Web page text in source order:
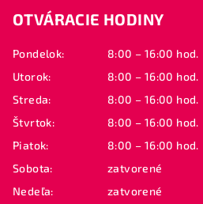
c
i
e
r
v
OTVÁRACIE HODINY
Pondelok:
8:00 – 16:00 hod.
Utorok:
8:00 – 16:00 hod.
Streda:
8:00 – 16:00 hod.
Štvrtok:
8:00 – 16:00 hod.
Piatok:
8:00 – 16:00 hod.
Sobota:
zatvorené
Nedeľa:
zatvorené